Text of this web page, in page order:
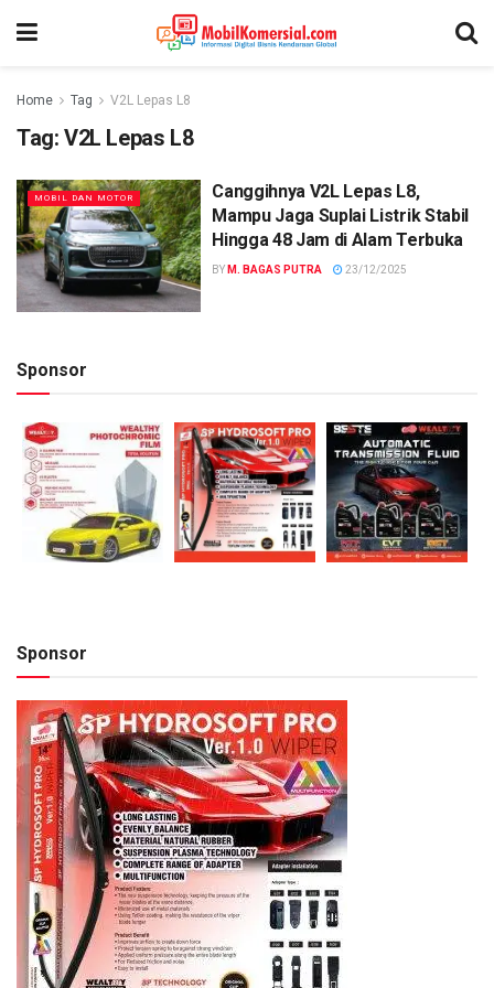
Home Tag V2L Lepas L8
Tag: V2L Lepas L8
MOBIL DAN MOTOR
Canggihnya V2L Lepas L8,
Mampu Jaga Suplai Listrik Stabil
Hingga 48 Jam di Alam Terbuka
BY M. BAGAS PUTRA 23/12/2025
Sponsor
Sponsor